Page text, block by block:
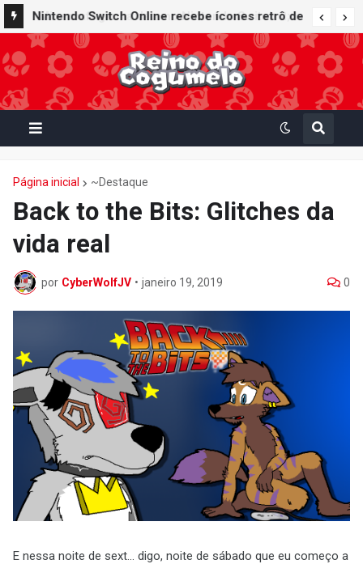
Nintendo Switch Online recebe ícones retrô de
Mario Paint (SNES) e Mario Kart: Super Circuit
(GBA)
Página inicial ~Destaque
Back to the Bits: Glitches da
vida real
por CyberWolfJV • janeiro 19, 2019 0
E nessa noite de sext... digo, noite de sábado que eu começo a